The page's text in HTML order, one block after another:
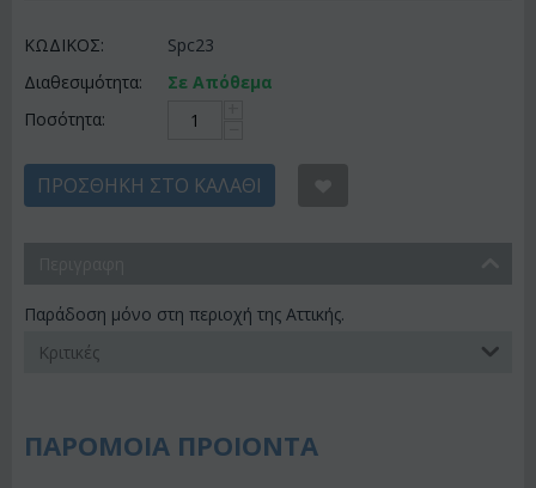
ΚΩΔΙΚΟΣ:
Spc23
Διαθεσιμότητα:
Σε Απόθεμα
Ποσότητα:
ΠΡΟΣΘΉΚΗ ΣΤΟ ΚΑΛΆΘΙ
Παράδοση μόνο στη περιοχή της Αττικής.
Κριτικές
ΠΑΡΟΜΟΙΑ ΠΡΟΙΟΝΤΑ